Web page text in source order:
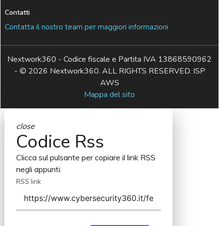
Contatti
Contatta il nostro team per maggiori informazioni
Nextwork360 - Codice fiscale e Partita IVA 13868590962
- © 2026 Nextwork360. ALL RIGHTS RESERVED. ISP
AWS
Mappa del sito
close
Codice Rss
Clicca sul pulsante per copiare il link RSS
negli appunti.
RSS link